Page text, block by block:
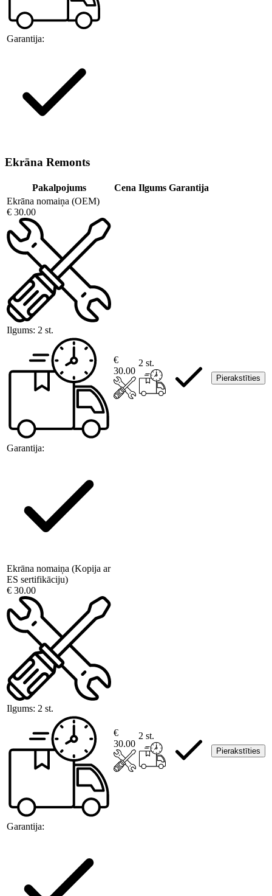
Garantija:
Ekrāna Remonts
Pakalpojums Cena Ilgums Garantija
Ekrāna nomaiņa (OEM)
€ 30.00
Ilgums: 2 st.
Garantija:
€
30.00
2 st.
Pierakstīties
Ekrāna nomaiņa (Kopija ar
ES sertifikāciju)
€ 30.00
Ilgums: 2 st.
Garantija:
€
30.00
2 st.
Pierakstīties